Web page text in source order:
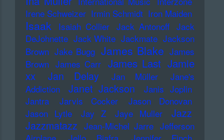
Irene Schweizer Irmin Schmidt Iron Maiden
Isaak Isaiah Collier Jack Antonoff Jack
DeJohnette Jack White Jackmate Jackson
Brown Jake Bugg James Blake James
Brown James Carr James Last Jamie
xx
Jan Delay Jan Müller
Jane's
Addiction
Janet Jackson
Janis Joplin
Jantra
Jarvis Cocker
Jason Donovan
Jason Lytle
Jay Z Jaye Muller
Jazz
Jazzmatazz Jean-Michel Jarre Jefferson